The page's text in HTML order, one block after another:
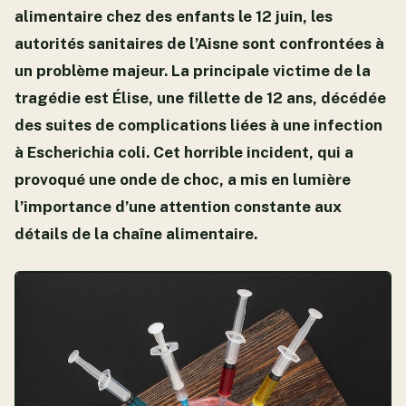
alimentaire chez des enfants le 12 juin, les
autorités sanitaires de l’Aisne sont confrontées à
un problème majeur. La principale victime de la
tragédie est Élise, une fillette de 12 ans, décédée
des suites de complications liées à une infection
à Escherichia coli. Cet horrible incident, qui a
provoqué une onde de choc, a mis en lumière
l’importance d’une attention constante aux
détails de la chaîne alimentaire.